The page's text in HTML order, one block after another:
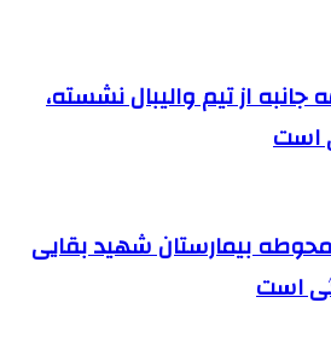
از تیم والیبال نشسته،
است
بیمارستان شهید بقایی
است